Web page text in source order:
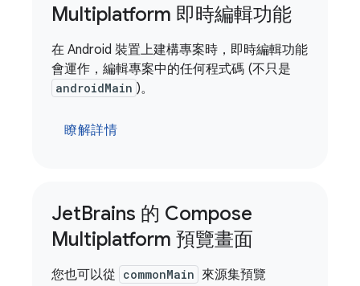
Multiplatform 即時編輯功能
在 Android 裝置上建構專案時，即時編輯功能
會運作，編輯專案中的任何程式碼 (不只是
androidMain )。
瞭解詳情
JetBrains 的 Compose
Multiplatform 預覽畫面
您也可以從 commonMain 來源集預覽